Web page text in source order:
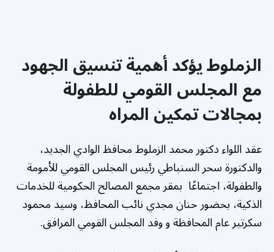
الزملوط يؤكد أهمية تنسيق الجهود
مع المجلس القومي للطفولة
بمجالات تمكين المراه
عقد اللواء دكتور محمد الزملوط محافظ الوادي الجديد،
والدكتورة سحر السنباطي رئيس المجلس القومي للأمومة
والطفولة، اجتماعًا بمقر مجمع المصالح الحكومية للخدمات
الذكية، بحضور حنان مجدي نائب المحافظ، وسيد محمود
سكرتير عام المحافظة و وفد المجلس القومي المرافق.